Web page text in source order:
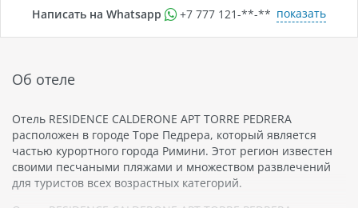
Написать на Whatsapp +7 777 121-**-** показать
Об отеле
Отель RESIDENCE CALDERONE APT TORRE PEDRERA
расположен в городе Торе Педрера, который является
частью курортного города Римини. Этот регион известен
своими песчаными пляжами и множеством развлечений
для туристов всех возрастных категорий.